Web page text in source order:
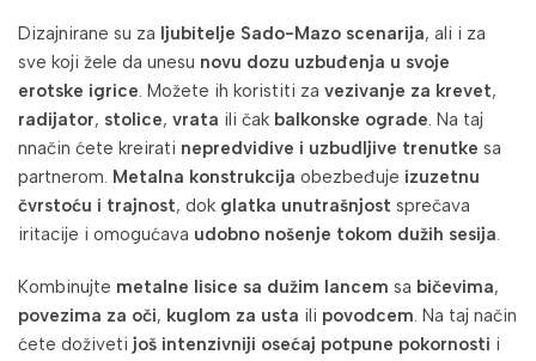
Dizajnirane su za ljubitelje Sado-Mazo scenarija, ali i za
sve koji žele da unesu novu dozu uzbuđenja u svoje
erotske igrice. Možete ih koristiti za vezivanje za krevet,
radijator, stolice, vrata ili čak balkonske ograde. Na taj
nnačin ćete kreirati nepredvidive i uzbudljive trenutke sa
partnerom. Metalna konstrukcija obezbeđuje izuzetnu
čvrstoću i trajnost, dok glatka unutrašnjost sprečava
iritacije i omogućava udobno nošenje tokom dužih sesija.
Kombinujte metalne lisice sa dužim lancem sa bičevima,
povezima za oči, kuglom za usta ili povodcem. Na taj način
ćete doživeti još intenzivniji osećaj potpune pokornosti i